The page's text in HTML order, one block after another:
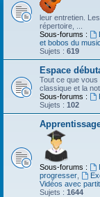
leur entretien.
répertoire, ...
Sous-forums :
et bobos du
Sujets : 619
Espace
Tout ce que
classique et la
Sous-forums :
Sujets : 102
Sous-forums :
progresser
Vidéos avec
Sujets : 1644